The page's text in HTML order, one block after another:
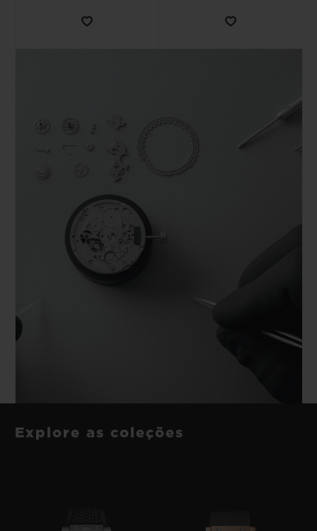
Explore as coleções